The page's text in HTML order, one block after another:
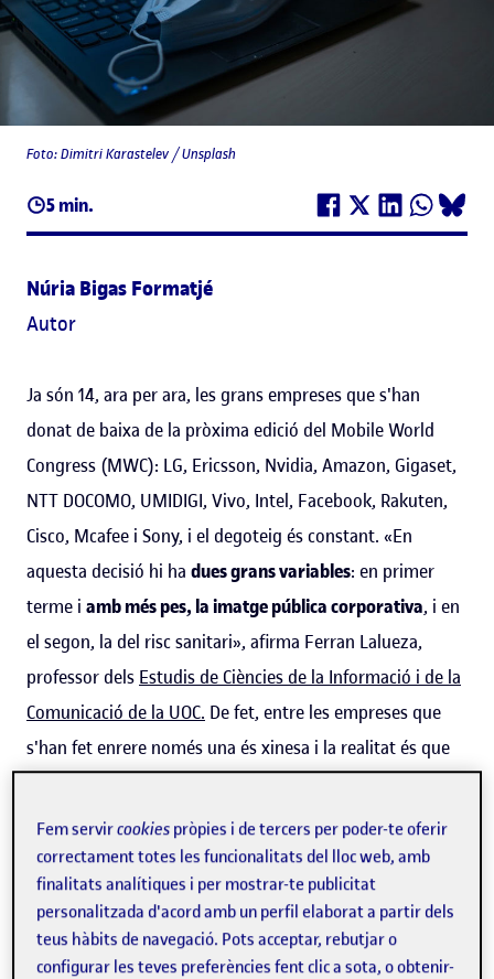
5 min.
Foto: Dimitri Karastelev / Unsplash
Núria Bigas Formatjé
Autor
Ja són 14, ara per ara, les grans empreses que s'han
donat de baixa de la pròxima edició del Mobile World
Congress (MWC): LG, Ericsson, Nvidia, Amazon, Gigaset,
NTT DOCOMO, UMIDIGI, Vivo, Intel, Facebook, Rakuten,
Cisco, Mcafee i Sony, i el degoteig és constant. «En
aquesta decisió hi ha dues grans variables: en primer
terme i amb més pes, la imatge pública corporativa, i en
el segon, la del risc sanitari», afirma Ferran Lalueza,
professor dels Estudis de Ciències de la Informació i de la
Comunicació de la UOC. De fet, entre les empreses que
s'han fet enrere només una és xinesa i la realitat és que
lesxifres de persones infectades més enllà del territori
xinès representen entre l'1% i el 2% sobre el total
. «El fet
de definir-se com a empreses que es preocupen pels seus
treballadors, que no volen que aquests assumeixin cap
risc, lessitua com a companyies que anteposen el
benestar i la seguretat dels seus treballadorsper sobre
Fem servircookies pròpies i de tercers per poder-te oferir
correctament totes les funcionalitats del lloc web, amb
finalitats analítiques i per mostrar-te publicitat
personalitzada d'acord amb un perfil elaborat a partir dels
teus hàbits de navegació. Pots acceptar, rebutjar o
configurar les teves preferències fent clic a sota, o obtenir-